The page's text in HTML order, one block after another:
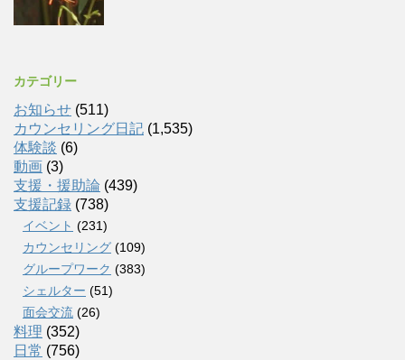
カテゴリー
お知らせ (511)
カウンセリング日記 (1,535)
体験談 (6)
動画 (3)
支援・援助論 (439)
支援記録 (738)
イベント (231)
カウンセリング (109)
グループワーク (383)
シェルター (51)
面会交流 (26)
料理 (352)
日常 (756)